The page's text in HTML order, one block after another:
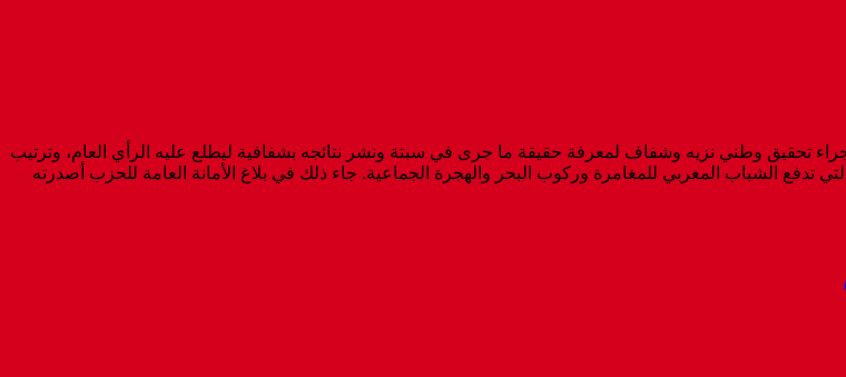
تحقيق وطني نزيه وشفاف لمعرفة حقيقة ما جرى في سبتة ونشر نتائجه بشفافية ليطلع عليه الرأي العام، وترتيب
التي تدفع الشباب المغربي للمغامرة وركوب البحر والهجرة الجماعية. جاء ذلك في بلاغ الأمانة العامة للحزب أصدرته